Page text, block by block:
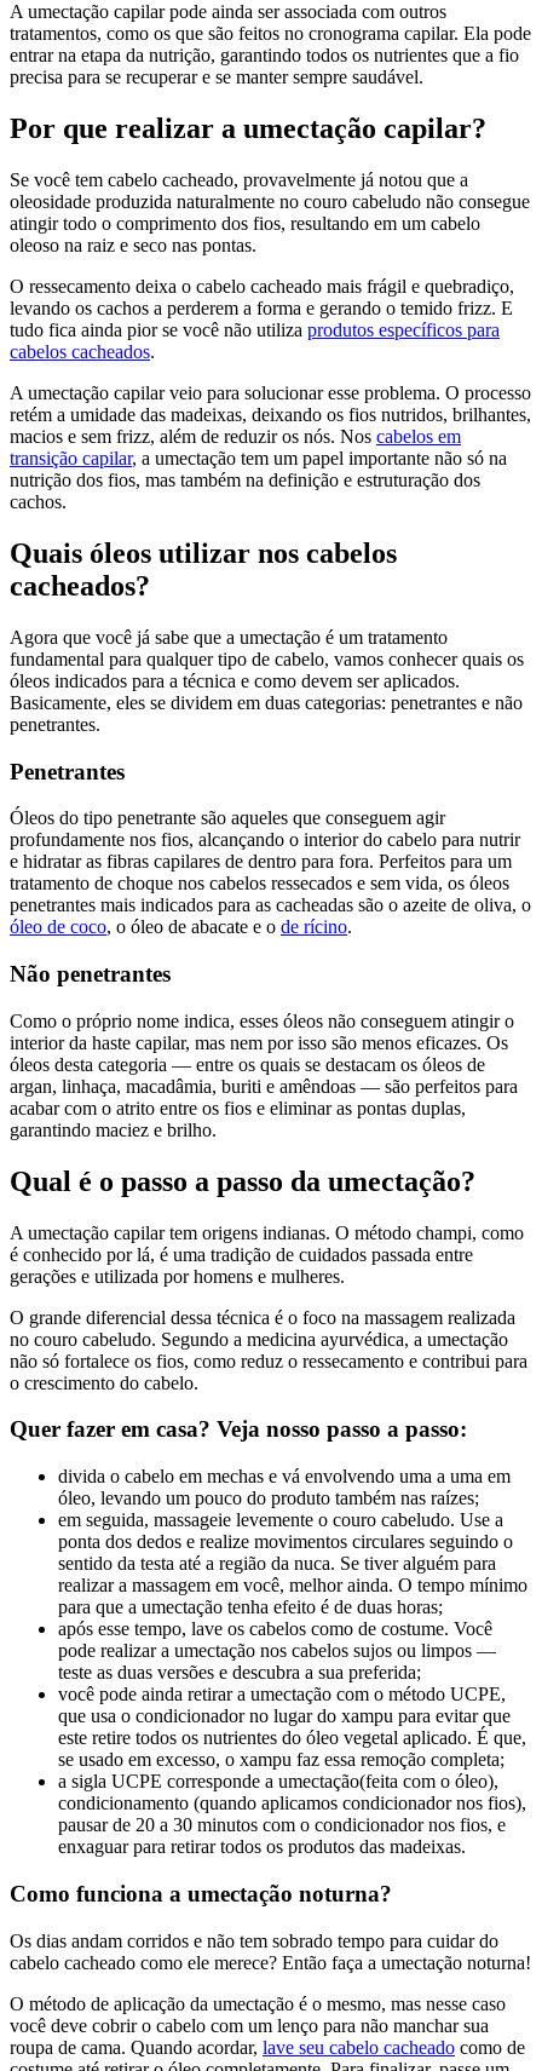
A umectação capilar pode ainda ser associada com outros
tratamentos, como os que são feitos no cronograma capilar. Ela pode
entrar na etapa da nutrição, garantindo todos os nutrientes que a fio
precisa para se recuperar e se manter sempre saudável.
Por que realizar a umectação capilar?
Se você tem cabelo cacheado, provavelmente já notou que a
oleosidade produzida naturalmente no couro cabeludo não consegue
atingir todo o comprimento dos fios, resultando em um cabelo
oleoso na raiz e seco nas pontas.
O ressecamento deixa o cabelo cacheado mais frágil e quebradiço,
levando os cachos a perderem a forma e gerando o temido frizz. E
tudo fica ainda pior se você não utiliza produtos específicos para
cabelos cacheados.
A umectação capilar veio para solucionar esse problema. O processo
retém a umidade das madeixas, deixando os fios nutridos, brilhantes,
macios e sem frizz, além de reduzir os nós. Nos cabelos em
transição capilar, a umectação tem um papel importante não só na
nutrição dos fios, mas também na definição e estruturação dos
cachos.
Quais óleos utilizar nos cabelos
cacheados?
Agora que você já sabe que a umectação é um tratamento
fundamental para qualquer tipo de cabelo, vamos conhecer quais os
óleos indicados para a técnica e como devem ser aplicados.
Basicamente, eles se dividem em duas categorias: penetrantes e não
penetrantes.
Penetrantes
Óleos do tipo penetrante são aqueles que conseguem agir
profundamente nos fios, alcançando o interior do cabelo para nutrir
e hidratar as fibras capilares de dentro para fora. Perfeitos para um
tratamento de choque nos cabelos ressecados e sem vida, os óleos
penetrantes mais indicados para as cacheadas são o azeite de oliva, o
óleo de coco, o óleo de abacate e o de rícino.
Não penetrantes
Como o próprio nome indica, esses óleos não conseguem atingir o
interior da haste capilar, mas nem por isso são menos eficazes. Os
óleos desta categoria — entre os quais se destacam os óleos de
argan, linhaça, macadâmia, buriti e amêndoas — são perfeitos para
acabar com o atrito entre os fios e eliminar as pontas duplas,
garantindo maciez e brilho.
Qual é o passo a passo da umectação?
A umectação capilar tem origens indianas. O método champi, como
é conhecido por lá, é uma tradição de cuidados passada entre
gerações e utilizada por homens e mulheres.
O grande diferencial dessa técnica é o foco na massagem realizada
no couro cabeludo. Segundo a medicina ayurvédica, a umectação
não só fortalece os fios, como reduz o ressecamento e contribui para
o crescimento do cabelo.
Quer fazer em casa? Veja nosso passo a passo:
divida o cabelo em mechas e vá envolvendo uma a uma em
óleo, levando um pouco do produto também nas raízes;
em seguida, massageie levemente o couro cabeludo. Use a
ponta dos dedos e realize movimentos circulares seguindo o
sentido da testa até a região da nuca. Se tiver alguém para
realizar a massagem em você, melhor ainda. O tempo mínimo
para que a umectação tenha efeito é de duas horas;
após esse tempo, lave os cabelos como de costume. Você
pode realizar a umectação nos cabelos sujos ou limpos —
teste as duas versões e descubra a sua preferida;
você pode ainda retirar a umectação com o método UCPE,
que usa o condicionador no lugar do xampu para evitar que
este retire todos os nutrientes do óleo vegetal aplicado. É que,
se usado em excesso, o xampu faz essa remoção completa;
a sigla UCPE corresponde a umectação(feita com o óleo),
condicionamento (quando aplicamos condicionador nos fios),
pausar de 20 a 30 minutos com o condicionador nos fios, e
enxaguar para retirar todos os produtos das madeixas.
Como funciona a umectação noturna?
Os dias andam corridos e não tem sobrado tempo para cuidar do
cabelo cacheado como ele merece? Então faça a umectação noturna!
O método de aplicação da umectação é o mesmo, mas nesse caso
você deve cobrir o cabelo com um lenço para não manchar sua
roupa de cama. Quando acordar, lave seu cabelo cacheado como de